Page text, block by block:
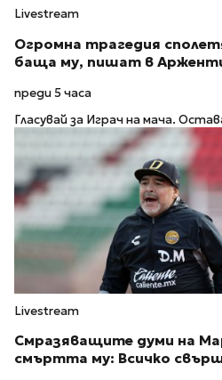
Livestream
Огромна трагедия
баща му, пишат в
преди 5 часа
Гласувай за Играч на мача.
Livestream
Смразяващите думи на
смъртта му: Всичко